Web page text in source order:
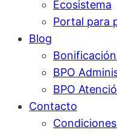
Ecosistema
Portal para
Blog
BPO
BPO
Contacto